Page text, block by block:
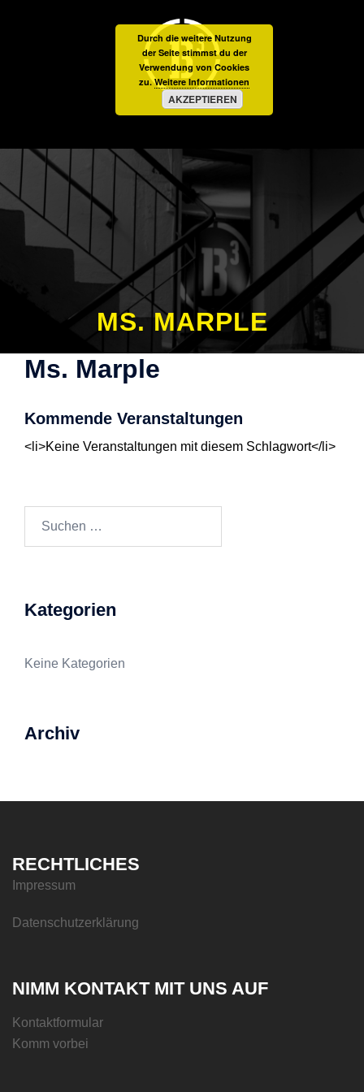
MS. MARPLE
Ms. Marple
Kommende Veranstaltungen
<li>Keine Veranstaltungen mit diesem Schlagwort</li>
Kategorien
Keine Kategorien
Archiv
RECHTLICHES
Impressum
Datenschutzerklärung
NIMM KONTAKT MIT UNS AUF
Kontaktformular
Komm vorbei
Durch die weitere Nutzung
der Seite stimmst du der
Verwendung von Cookies
zu.Weitere Informationen
AKZEPTIEREN